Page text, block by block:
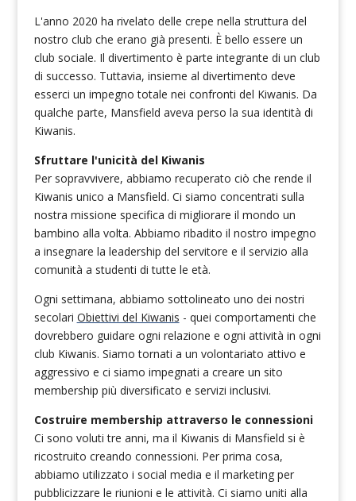
L'anno 2020 ha rivelato delle crepe nella struttura del
nostro club che erano già presenti. È bello essere un
club sociale. Il divertimento è parte integrante di un club
di successo. Tuttavia, insieme al divertimento deve
esserci un impegno totale nei confronti del Kiwanis. Da
qualche parte, Mansfield aveva perso la sua identità di
Kiwanis.
Sfruttare l'unicità del Kiwanis
Per sopravvivere, abbiamo recuperato ciò che rende il
Kiwanis unico a Mansfield. Ci siamo concentrati sulla
nostra missione specifica di migliorare il mondo un
bambino alla volta. Abbiamo ribadito il nostro impegno
a insegnare la leadership del servitore e il servizio alla
comunità a studenti di tutte le età.
Ogni settimana, abbiamo sottolineato uno dei nostri
secolari Obiettivi del Kiwanis - quei comportamenti che
dovrebbero guidare ogni relazione e ogni attività in ogni
club Kiwanis. Siamo tornati a un volontariato attivo e
aggressivo e ci siamo impegnati a creare un sito
membership più diversificato e servizi inclusivi.
Costruire membership attraverso le connessioni
Ci sono voluti tre anni, ma il Kiwanis di Mansfield si è
ricostruito creando connessioni. Per prima cosa,
abbiamo utilizzato i social media e il marketing per
pubblicizzare le riunioni e le attività. Ci siamo uniti alla